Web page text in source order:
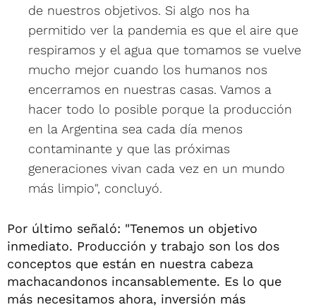
de nuestros objetivos. Si algo nos ha
permitido ver la pandemia es que el aire que
respiramos y el agua que tomamos se vuelve
mucho mejor cuando los humanos nos
encerramos en nuestras casas. Vamos a
hacer todo lo posible porque la producción
en la Argentina sea cada día menos
contaminante y que las próximas
generaciones vivan cada vez en un mundo
más limpio", concluyó.
Por último señaló: "Tenemos un objetivo
inmediato. Producción y trabajo son los dos
conceptos que están en nuestra cabeza
machacandonos incansablemente. Es lo que
más necesitamos ahora, inversión más